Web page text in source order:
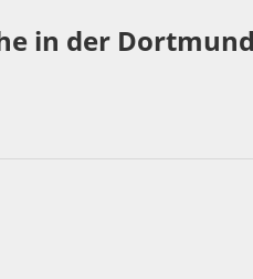
in der